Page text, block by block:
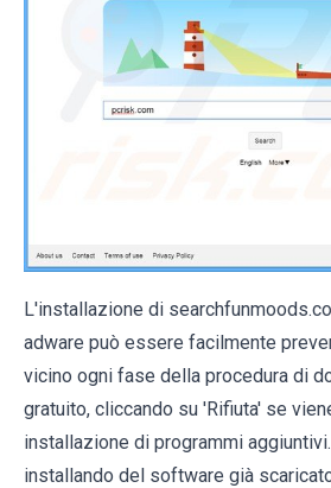
L'installazione di
adware può essere facilmente
vicino ogni fase della procedura di
gratuito, cliccando su 'Rifiuta' se
installazione di programmi
installando del software già